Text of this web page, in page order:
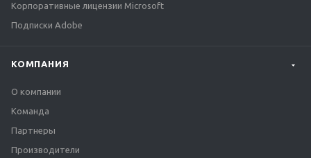
Корпоративные лицензии Microsoft
Подписки Adobe
КОМПАНИЯ
О компании
Команда
Партнеры
Производители